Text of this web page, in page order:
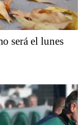
será el lunes